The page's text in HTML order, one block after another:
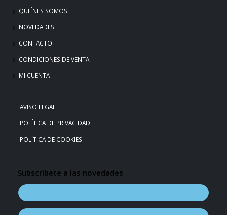
QUIÉNES SOMOS
NOVEDADES
CONTACTO
CONDICIONES DE VENTA
MI CUENTA
AVISO LEGAL
POLÍTICA DE PRIVACIDAD
POLÍTICA DE COOKIES
Subscríbete a las novedades